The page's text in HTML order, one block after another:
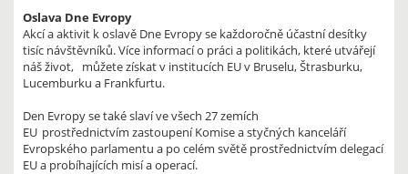
Oslava Dne Evropy
Akcí a aktivit k oslavě Dne Evropy se každoročně účastní desítky
tisíc návštěvníků. Více informací o práci a politikách, které utvářejí
náš život, můžete získat v institucích EU v Bruselu, Štrasburku,
Lucemburku a Frankfurtu.
Den Evropy se také slaví ve všech 27 zemích
EU prostřednictvím zastoupení Komise a styčných kanceláří
Evropského parlamentu a po celém světě prostřednictvím delegací
EU a probíhajících misí a operací.